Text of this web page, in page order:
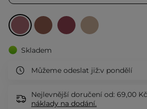
Skladem
Můžeme odeslat již:v pondělí
Nejlevnější doručení od: 69,00
náklady na dodání.